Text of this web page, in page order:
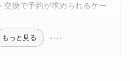
交換で予約が求められるケー
もっと見る